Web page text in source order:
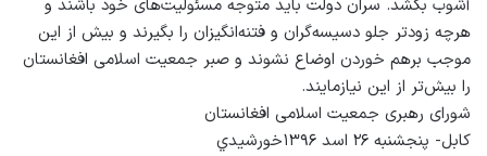
آشوب بکشد. سران دولت باید متوجه مسئولیت‌های خود باشند و
هرچه زودتر جلو دسیسه‌گران و فتنه‌انگیزان را بگیرند و بیش از این
موجب برهم خوردن اوضاع نشوند و صبر جمعیت اسلامی افغانستان
را بیش‌تر از این نیازمایند.
شورای رهبری جمعیت اسلامی افغانستان
کابل- پنجشنبه ۲۶ اسد ۱۳۹۶خورشيدي